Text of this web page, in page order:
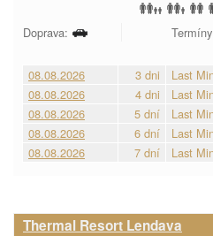
Doprava:
08.08.2026 3 dni Last
08.08.2026
4 dni Last
08.08.2026
5 dní Last
08.08.2026
6 dní Last
08.08.2026
7 dní Last
Thermal Resort Lendava